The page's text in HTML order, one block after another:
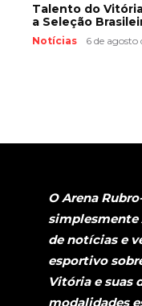
Talento do
a Seleção
Notícias 6 de agosto
O Arena
simplesmente
de notícias e
esportivo
Vitória e suas
modalidades